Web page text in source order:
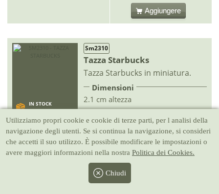
Aggiungere
IN STOCK
Sm2310
Tazza Starbucks
Tazza Starbucks in miniatura.
Dimensioni
2.1 cm altezza
3.65 €
Quantità
-
+
Utilizziamo propri cookie e cookie di terze parti, per l analisi della
navigazione degli utenti. Se si continua la navigazione, si consideri
che accetti il suo utilizzo. È possibile modificare le impostazioni o
avere maggiori informazioni nella nostra Politica dei Cookies.
Chiudi